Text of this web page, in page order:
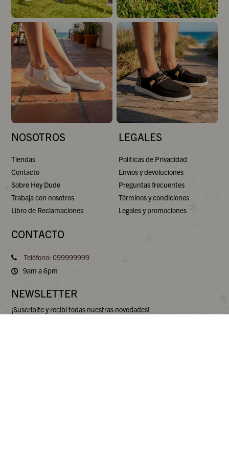
NOSOTROS
Tiendas
Contacto
Sobre Hey Dude
Trabaja con nosotros
Libro de Reclamaciones
LEGALES
Políticas de Privacidad
Envíos y devoluciones
Preguntas frecuentes
Términos y condiciones
Legales y promociones
CONTACTO
Teléfono: 099999999
9am a 6pm
NEWSLETTER
¡Suscribite y recibí todas nuestras novedades!